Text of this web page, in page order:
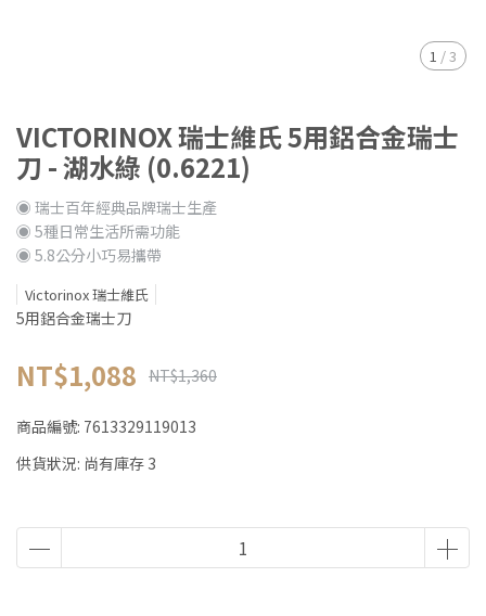
1 /3
VICTORINOX 瑞士維氏 5用鋁合金瑞士
刀 - 湖水綠 (0.6221)
◉ 瑞士百年經典品牌瑞士生產
◉ 5種日常生活所需功能
◉ 5.8公分小巧易攜帶
Victorinox 瑞士維氏
5用鋁合金瑞士刀
NT$1,088 NT$1,360
商品編號: 7613329119013
供貨狀況: 尚有庫存 3